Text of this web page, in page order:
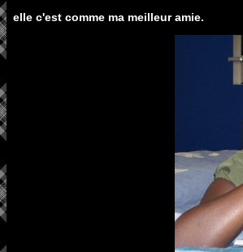
elle c'est comme ma meilleur amie.